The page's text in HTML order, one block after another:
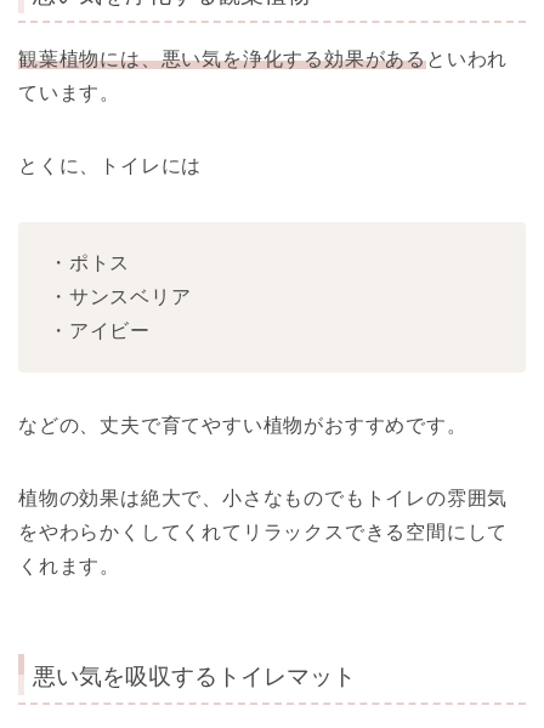
観葉植物には、悪い気を浄化する効果があるといわれ
ています。
とくに、トイレには
・ポトス
・サンスベリア
・アイビー
などの、丈夫で育てやすい植物がおすすめです。
植物の効果は絶大で、小さなものでもトイレの雰囲気
をやわらかくしてくれてリラックスできる空間にして
くれます。
悪い気を吸収するトイレマット